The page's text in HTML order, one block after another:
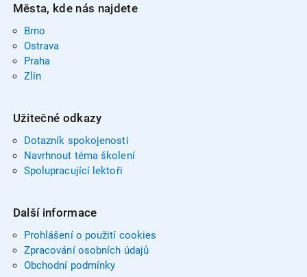
Města, kde nás najdete
Brno
Ostrava
Praha
Zlín
Užitečné odkazy
Dotazník spokojenosti
Navrhnout téma školení
Spolupracující lektoři
Další informace
Prohlášení o použití cookies
Zpracování osobních údajů
Obchodní podmínky